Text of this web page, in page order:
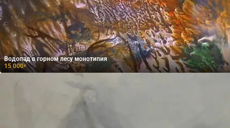
Водопад в горном лесу монотипия
15 000₽